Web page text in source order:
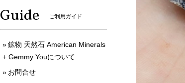
Guide ご利用ガイド
鉱物 天然石 American Minerals
+ Gemmy Youについて
お問合せ